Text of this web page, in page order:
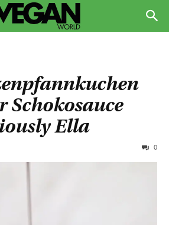
Schokosauce
Ella
0